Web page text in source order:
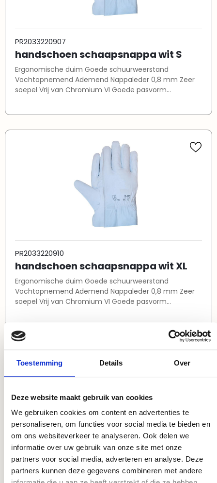
Toestemming Details Over
Deze website maakt gebruik van cookies
We gebruiken cookies om content en advertenties te
personaliseren, om functies voor social media te bieden en
om ons websiteverkeer te analyseren. Ook delen we
informatie over uw gebruik van onze site met onze
partners voor social media, adverteren en analyse. Deze
partners kunnen deze gegevens combineren met andere
PR2033220907
handschoen schaapsnappa wit S
Ergonomische duim Goede schuurweerstand
Vochtopnemend Ademend Nappaleder 0,8 mm Zeer
soepel Vrij van Chromium VI Goede pasvorm
PR2033220910
handschoen schaapsnappa wit XL
Ergonomische duim Goede schuurweerstand
Vochtopnemend Ademend Nappaleder 0,8 mm Zeer
soepel Vrij van Chromium VI Goede pasvorm
PR2033220911
handschoen schaapsnappa wit XXL